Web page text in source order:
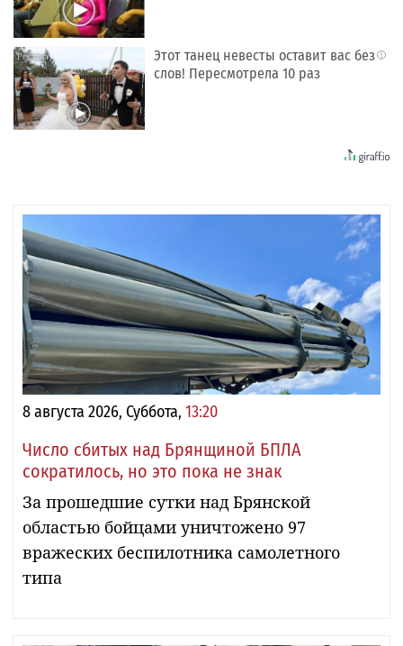
i
Этот танец невесты оставит вас без
слов! Пересмотрела 10 раз
8 августа 2026, Суббота, 13:20
Число сбитых над Брянщиной БПЛА
сократилось, но это пока не знак
За прошедшие сутки над Брянской
областью бойцами уничтожено 97
вражеских беспилотника самолетного
типа